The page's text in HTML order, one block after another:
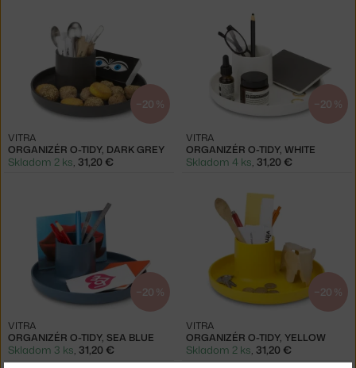
Organizéry
−20 %
ORGANIZÉR O-TIDY, DARK GREY
VITRA
Skladom 2 ks 31,20 €
−20 %
ORGANIZÉR O-TIDY, WHITE
VITRA
Skladom 4 ks 31,20 €
−20 %
ORGANIZÉR O-TIDY, SEA BLUE
VITRA
Skladom 3 ks 31,20 €
−20 %
ORGANIZÉR O-TIDY, YELLOW
VITRA
Skladom 2 ks 31,20 €